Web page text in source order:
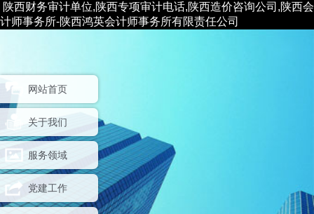
陕西财务审计单位,陕西专项审计电话,陕西造价咨询公司,陕西会
计师事务所-陕西鸿英会计师事务所有限责任公司
网站首页
关于我们
服务领域
党建工作